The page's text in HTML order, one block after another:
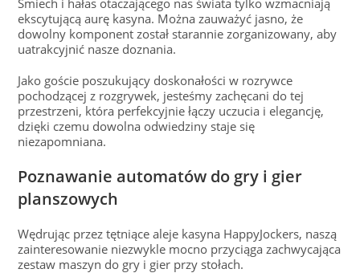
ekscytującą aurę kasyna. Można zauważyć jasno, że
dowolny komponent został starannie zorganizowany, aby
uatrakcyjnić nasze doznania.
Jako goście poszukujący doskonałości w rozrywce
pochodzącej z rozgrywek, jesteśmy zachęcani do tej
przestrzeni, która perfekcyjnie łączy uczucia i elegancję,
dzięki czemu dowolna odwiedziny staje się
niezapomniana.
Poznawanie automatów do gry i gier
planszowych
Wędrując przez tętniące aleje kasyna HappyJockers, naszą
zainteresowanie niezwykle mocno przyciąga zachwycająca
zestaw maszyn do gry i gier przy stołach.